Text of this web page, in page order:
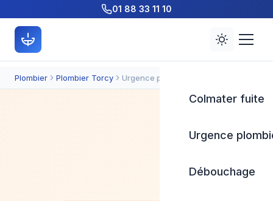
01 88 33 11 10
Colmater fuite
Urgence
Débouchage
Plombier Plombier Torcy Urgence plomberie